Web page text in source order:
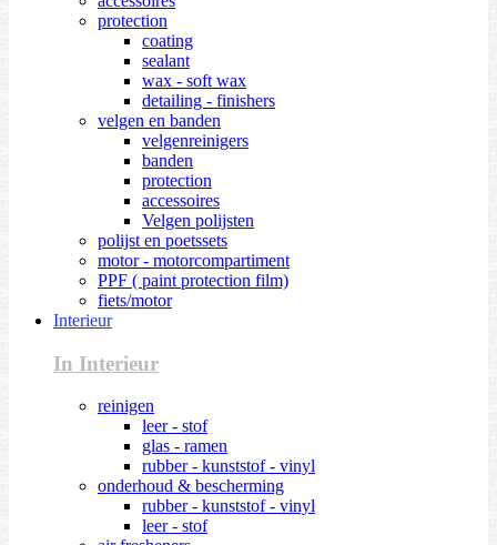
protection
coating
sealant
wax - soft wax
detailing - finishers
velgen en banden
velgenreinigers
banden
protection
accessoires
Velgen polijsten
polijst en poetssets
motor - motorcompartiment
PPF ( paint protection film)
fiets/motor
Interieur
In Interieur
reinigen
leer - stof
glas - ramen
rubber - kunststof - vinyl
onderhoud & bescherming
rubber - kunststof - vinyl
leer - stof